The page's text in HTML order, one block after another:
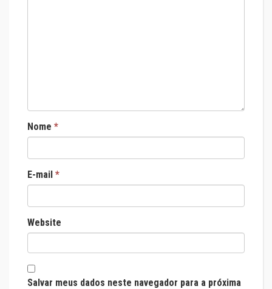
Nome *
E-mail *
Website
Salvar meus dados neste navegador para a próxima